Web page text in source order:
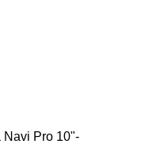
Navi Pro 10"-